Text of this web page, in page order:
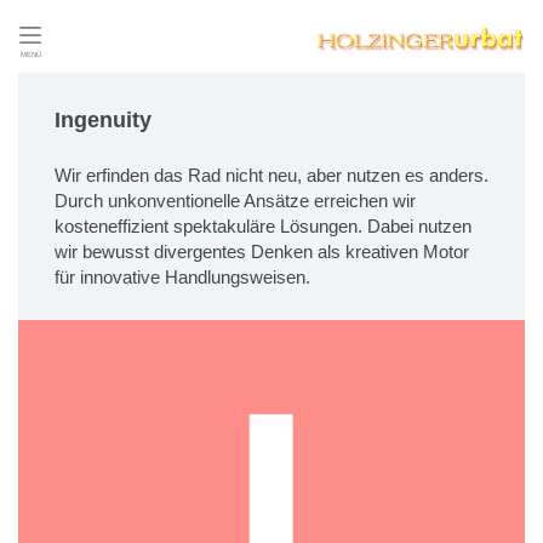
MENÜ
Ingenuity
Wir erfinden das Rad nicht neu, aber nutzen es anders.
Durch unkonventionelle Ansätze erreichen wir
kosteneffizient spektakuläre Lösungen. Dabei nutzen
wir bewusst divergentes Denken als kreativen Motor
für innovative Handlungsweisen.